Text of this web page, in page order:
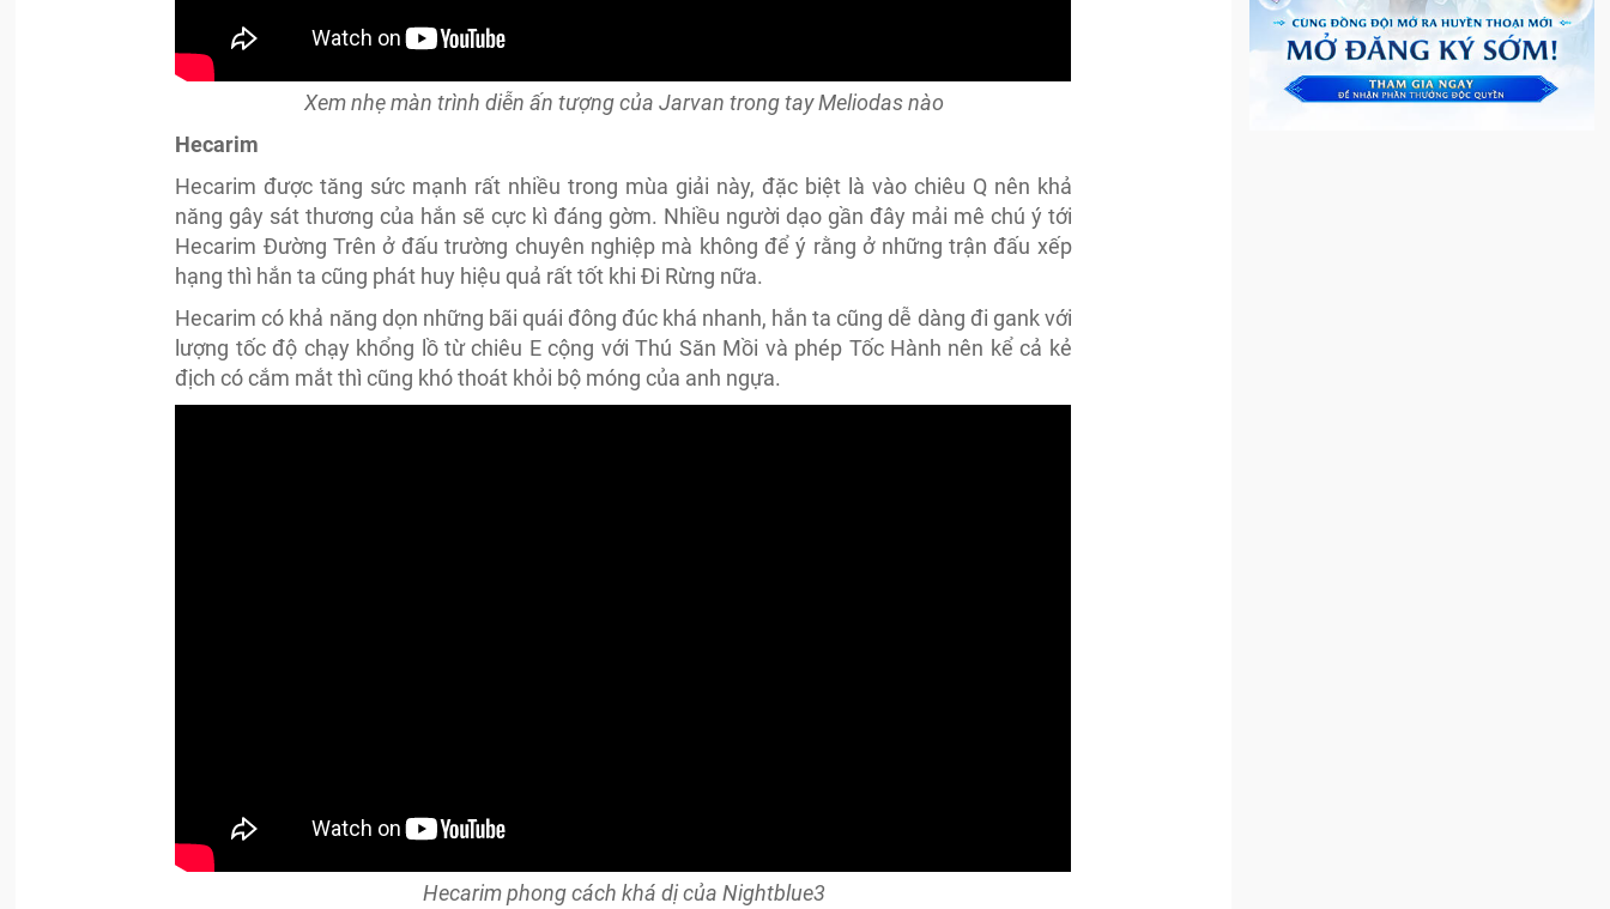
Xem nhẹ màn trình diễn ấn tượng của Jarvan trong tay Meliodas nào
Hecarim
Hecarim được tăng sức mạnh rất nhiều trong mùa giải này, đặc biệt là vào chiêu Q nên khả
năng gây sát thương của hắn sẽ cực kì đáng gờm. Nhiều người dạo gần đây mải mê chú ý tới
Hecarim Đường Trên ở đấu trường chuyên nghiệp mà không để ý rằng ở những trận đấu xếp
hạng thì hắn ta cũng phát huy hiệu quả rất tốt khi Đi Rừng nữa.
Hecarim có khả năng dọn những bãi quái đông đúc khá nhanh, hắn ta cũng dễ dàng đi gank với
lượng tốc độ chạy khổng lồ từ chiêu E cộng với Thú Săn Mồi và phép Tốc Hành nên kể cả kẻ
địch có cắm mắt thì cũng khó thoát khỏi bộ móng của anh ngựa.
Hecarim phong cách khá dị của Nightblue3